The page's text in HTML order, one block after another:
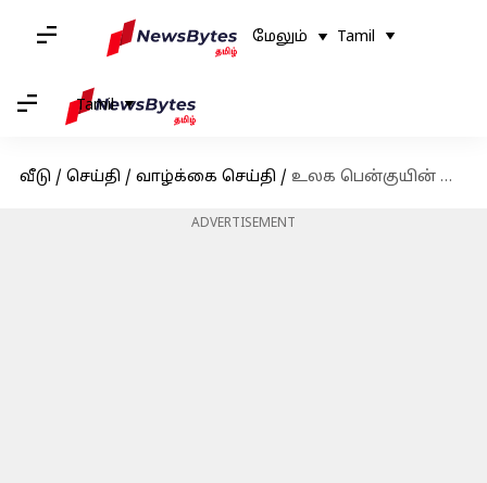
மேலும் Tamil
Tamil
வீடு / செய்தி / வாழ்க்கை செய்தி / உலக பென்குயின் தினம்: இந்த அழகான கடற்பறவைகளைப் பற்றிய 5 சுவாரஸ்யமான தகவல்கள்
ADVERTISEMENT